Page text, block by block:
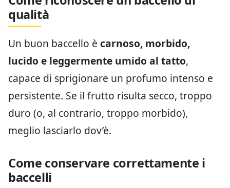
qualità
Un buon baccello è carnoso, morbido,
lucido e leggermente umido al tatto,
capace di sprigionare un profumo intenso e
persistente. Se il frutto risulta secco, troppo
duro (o, al contrario, troppo morbido),
meglio lasciarlo dov’è.
Come conservare correttamente i
baccelli